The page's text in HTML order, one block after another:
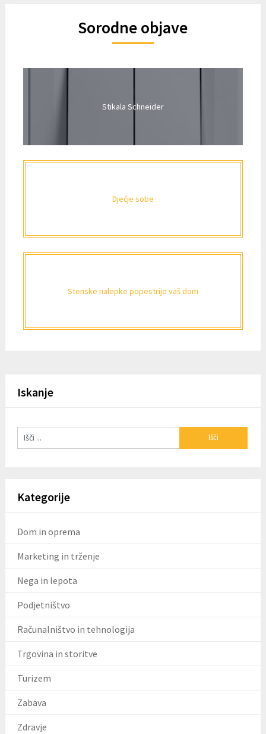
Sorodne objave
Stikala Schneider
Dječje sobe
Stenske nalepke popestrijo vaš dom
Iskanje
Kategorije
Dom in oprema
Marketing in trženje
Nega in lepota
Podjetništvo
Računalništvo in tehnologija
Trgovina in storitve
Turizem
Zabava
Zdravje